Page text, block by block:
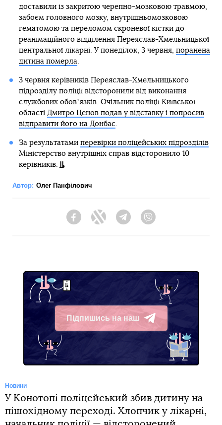
доставили із закритою черепно-мозковою травмою,
забоєм головного мозку, внутрішньомозковою
гематомою та переломом скроневої кістки до
реанімаційного відділення Переяслав-Хмельницької
центральної лікарні. У понеділок, 3 червня, поранена
дитина померла.
3 червня керівників Переяслав-Хмельницького
підрозділу поліції відсторонили від виконання
службових обовʼязків. Очільник поліції Київської
області Дмитро Ценов подав у відставку і попросив
відправити його на Донбас.
За результатами перевірки поліцейських підрозділів
Міністерство внутрішніх справ відсторонило 10
керівників.
Автор: Олег Панфілович
FacebookTwitter Telegram
Підпишись на наш
Telegram
Новини
У Конотопі поліцейський збив дитину на
пішохідному переході. Хлопчик у лікарні,